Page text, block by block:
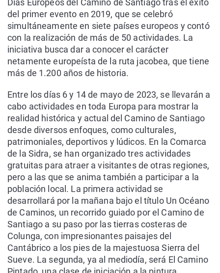
Días Europeos del Camino de Santiago tras el éxito
del primer evento en 2019, que se celebró
simultáneamente en siete países europeos y contó
con la realización de más de 50 actividades. La
iniciativa busca dar a conocer el carácter
netamente europeísta de la ruta jacobea, que tiene
más de 1.200 años de historia.
Entre los días 6 y 14 de mayo de 2023, se llevarán a
cabo actividades en toda Europa para mostrar la
realidad histórica y actual del Camino de Santiago
desde diversos enfoques, como culturales,
patrimoniales, deportivos y lúdicos. En la Comarca
de la Sidra, se han organizado tres actividades
gratuitas para atraer a visitantes de otras regiones,
pero a las que se anima también a participar a la
población local. La primera actividad se
desarrollará por la mañana bajo el título Un Océano
de Caminos, un recorrido guiado por el Camino de
Santiago a su paso por las tierras costeras de
Colunga, con impresionantes paisajes del
Cantábrico a los pies de la majestuosa Sierra del
Sueve. La segunda, ya al mediodía, será El Camino